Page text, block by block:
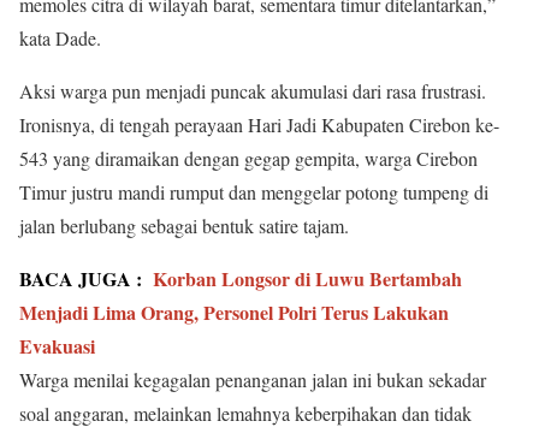
kata Dade.
Aksi warga pun menjadi puncak akumulasi dari rasa frustrasi.
Ironisnya, di tengah perayaan Hari Jadi Kabupaten Cirebon ke-
543 yang diramaikan dengan gegap gempita, warga Cirebon
Timur justru mandi rumput dan menggelar potong tumpeng di
jalan berlubang sebagai bentuk satire tajam.
BACA JUGA : Korban Longsor di Luwu Bertambah
Menjadi Lima Orang, Personel Polri Terus Lakukan
Evakuasi
Warga menilai kegagalan penanganan jalan ini bukan sekadar
soal anggaran, melainkan lemahnya keberpihakan dan tidak